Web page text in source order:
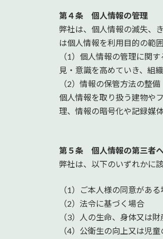
第４条 個人情報の管理
弊社は、個人情報の滅失、
は個人情報を利用目的の範
（1）個人情報の管理に関
見・意識を高めていき、組
（2）情報の保管方法の整備
個人情報を取り扱う建物や
理、情報の暗号化や記録媒
第５条 個人情報の第三者
弊社は、以下のいずれかに
（1）ご本人様の同意があ
（2）法令に基づく場合
（3）人の生命、身体又は
（4）公衛生の向上又は児